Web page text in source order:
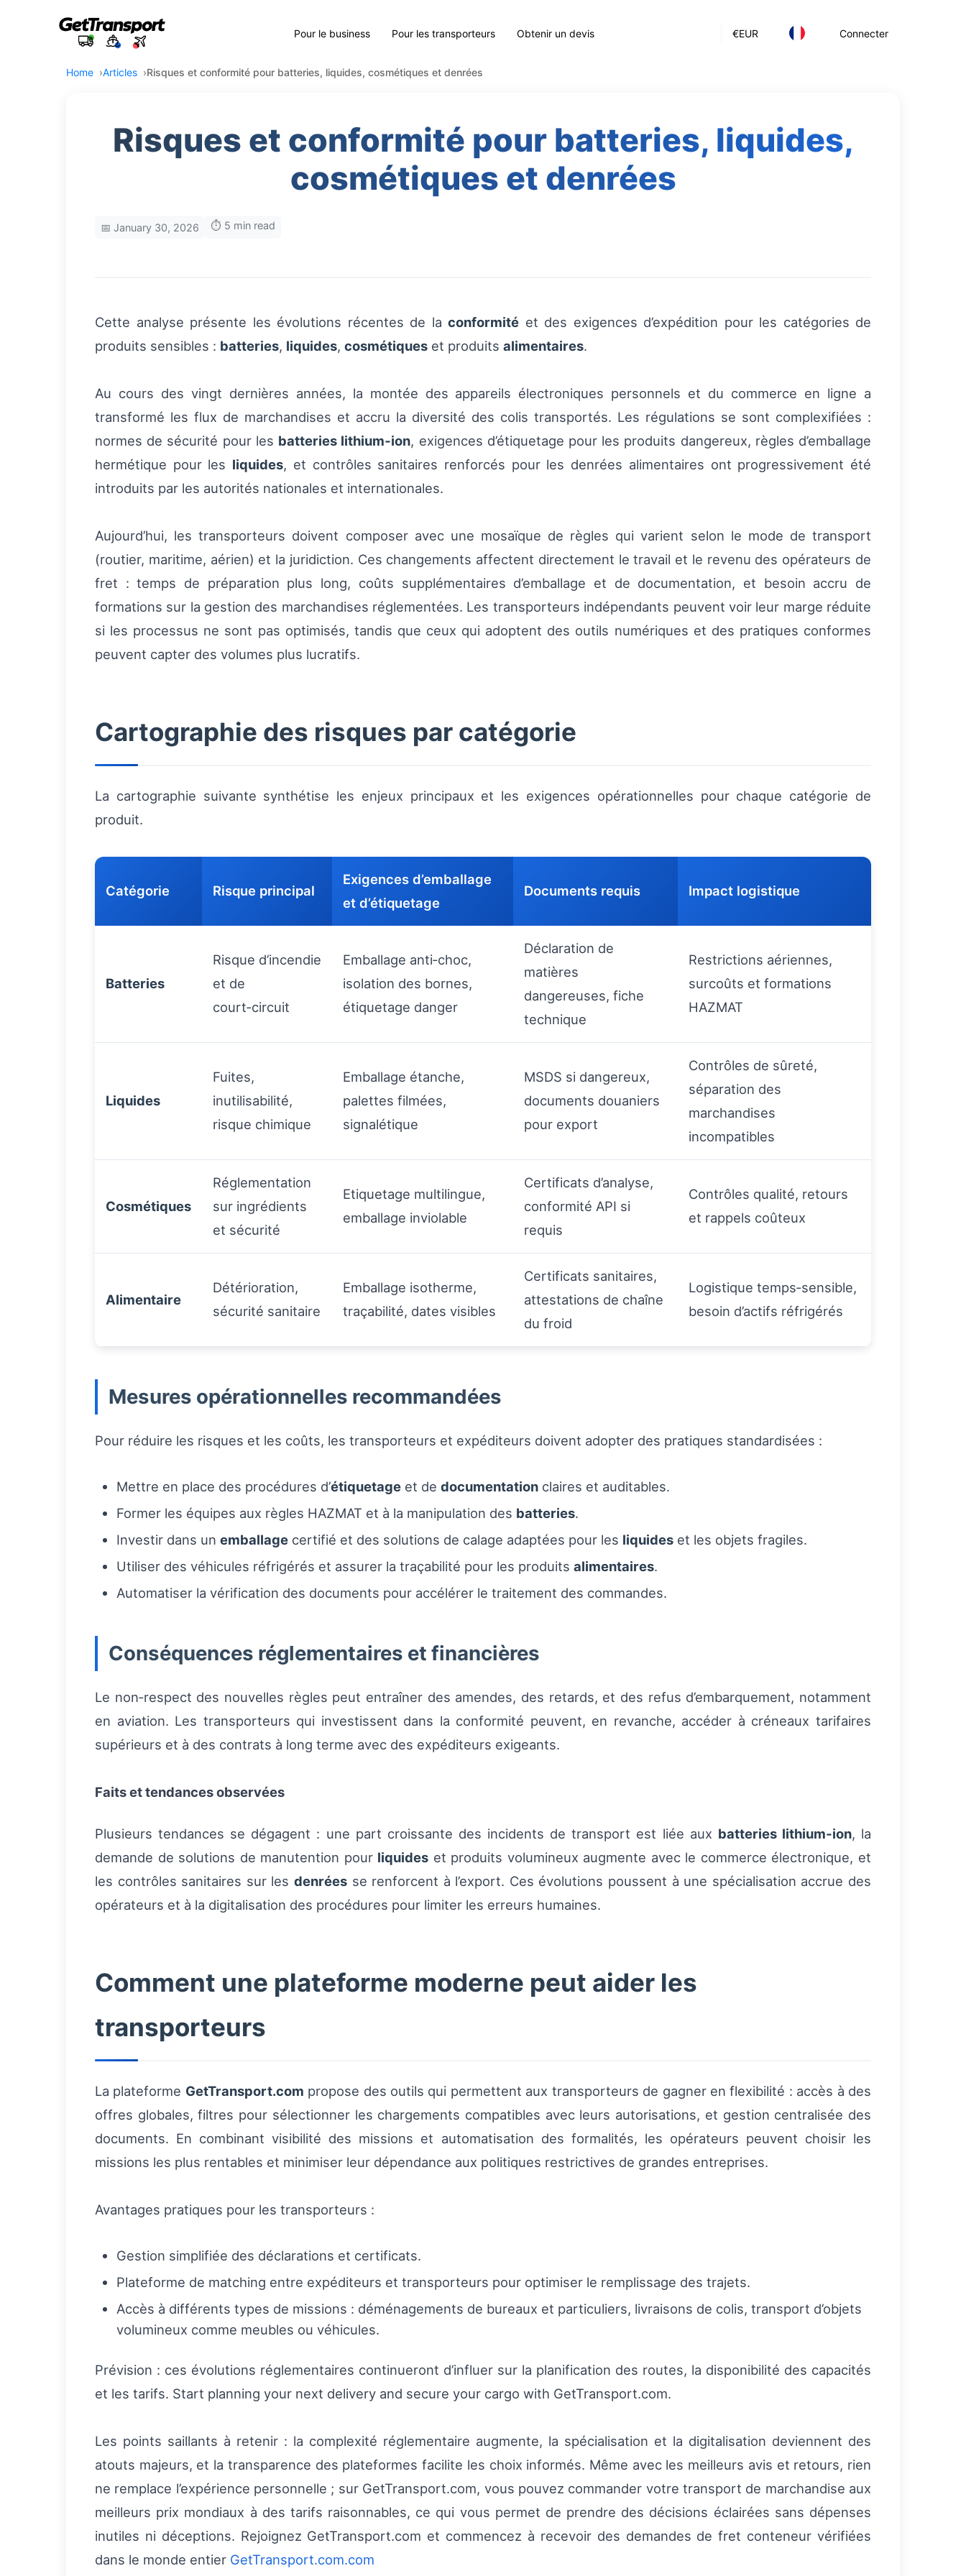
€EUR Connecter
Pour le business Pour les transporteurs Obtenir un devis
Home Articles Risques et conformité pour batteries, liquides, cosmétiques et denrées
Risques et conformité pour batteries, liquides,
cosmétiques et denrées
📅 January 30, 2026 ⏱️ 5 min read
Cette analyse présente les évolutions récentes de la conformité et des exigences d’expédition pour les catégories de
produits sensibles : batteries, liquides, cosmétiques et produits alimentaires.
Au cours des vingt dernières années, la montée des appareils électroniques personnels et du commerce en ligne a
transformé les flux de marchandises et accru la diversité des colis transportés. Les régulations se sont complexifiées :
normes de sécurité pour les batteries lithium‑ion, exigences d’étiquetage pour les produits dangereux, règles d’emballage
hermétique pour les liquides, et contrôles sanitaires renforcés pour les denrées alimentaires ont progressivement été
introduits par les autorités nationales et internationales.
Aujourd’hui, les transporteurs doivent composer avec une mosaïque de règles qui varient selon le mode de transport
(routier, maritime, aérien) et la juridiction. Ces changements affectent directement le travail et le revenu des opérateurs de
fret : temps de préparation plus long, coûts supplémentaires d’emballage et de documentation, et besoin accru de
formations sur la gestion des marchandises réglementées. Les transporteurs indépendants peuvent voir leur marge réduite
si les processus ne sont pas optimisés, tandis que ceux qui adoptent des outils numériques et des pratiques conformes
peuvent capter des volumes plus lucratifs.
Cartographie des risques par catégorie
La cartographie suivante synthétise les enjeux principaux et les exigences opérationnelles pour chaque catégorie de
produit.
Catégorie Risque principal
Exigences d’emballage
et d’étiquetage
Documents requis Impact logistique
Batteries
Risque d’incendie
et de
court‑circuit
Emballage anti‑choc,
isolation des bornes,
étiquetage danger
Déclaration de
matières
dangereuses, fiche
technique
Restrictions aériennes,
surcoûts et formations
HAZMAT
Liquides
Fuites,
inutilisabilité,
risque chimique
Emballage étanche,
palettes filmées,
signalétique
MSDS si dangereux,
documents douaniers
pour export
Contrôles de sûreté,
séparation des
marchandises
incompatibles
Cosmétiques
Réglementation
sur ingrédients
et sécurité
Etiquetage multilingue,
emballage inviolable
Certificats d’analyse,
conformité API si
requis
Contrôles qualité, retours
et rappels coûteux
Alimentaire
Détérioration,
sécurité sanitaire
Emballage isotherme,
traçabilité, dates visibles
Certificats sanitaires,
attestations de chaîne
du froid
Logistique temps‑sensible,
besoin d’actifs réfrigérés
Mesures opérationnelles recommandées
Pour réduire les risques et les coûts, les transporteurs et expéditeurs doivent adopter des pratiques standardisées :
Mettre en place des procédures d’étiquetage et de documentation claires et auditables.
Former les équipes aux règles HAZMAT et à la manipulation des batteries.
Investir dans un emballage certifié et des solutions de calage adaptées pour les liquides et les objets fragiles.
Utiliser des véhicules réfrigérés et assurer la traçabilité pour les produits alimentaires.
Automatiser la vérification des documents pour accélérer le traitement des commandes.
Conséquences réglementaires et financières
Le non‑respect des nouvelles règles peut entraîner des amendes, des retards, et des refus d’embarquement, notamment
en aviation. Les transporteurs qui investissent dans la conformité peuvent, en revanche, accéder à créneaux tarifaires
supérieurs et à des contrats à long terme avec des expéditeurs exigeants.
Faits et tendances observées
Plusieurs tendances se dégagent : une part croissante des incidents de transport est liée aux batteries lithium‑ion, la
demande de solutions de manutention pour liquides et produits volumineux augmente avec le commerce électronique, et
les contrôles sanitaires sur les denréesse renforcent à l’export. Ces évolutions poussent à une spécialisation accrue des
opérateurs et à la digitalisation des procédures pour limiter les erreurs humaines.
Comment une plateforme moderne peut aider les
transporteurs
La plateforme GetTransport.com propose des outils qui permettent aux transporteurs de gagner en flexibilité : accès à des
offres globales, filtres pour sélectionner les chargements compatibles avec leurs autorisations, et gestion centralisée des
documents. En combinant visibilité des missions et automatisation des formalités, les opérateurs peuvent choisir les
missions les plus rentables et minimiser leur dépendance aux politiques restrictives de grandes entreprises.
Avantages pratiques pour les transporteurs :
Gestion simplifiée des déclarations et certificats.
Plateforme de matching entre expéditeurs et transporteurs pour optimiser le remplissage des trajets.
Accès à diffé­rents types de missions : déménagements de bureaux et particuliers, livraisons de colis, transport d’objets
volumineux comme meubles ou véhicules.
Prévision : ces évolutions réglementaires continueront d’influer sur la planification des routes, la disponibilité des capacités
et les tarifs. Start planning your next delivery and secure your cargo with GetTransport.com.
Les points saillants à retenir : la complexité réglementaire augmente, la spécialisation et la digitalisation deviennent des
atouts majeurs, et la transparence des plateformes facilite les choix informés. Même avec les meilleurs avis et retours, rien
ne remplace l’expérience personnelle ; sur GetTransport.com, vous pouvez commander votre transport de marchandise aux
meilleurs prix mondiaux à des tarifs raisonnables, ce qui vous permet de prendre des décisions éclairées sans dépenses
inutiles ni déceptions. Rejoignez GetTransport.com et commencez à recevoir des demandes de fret conteneur vérifiées
dans le monde entier GetTransport.com.com